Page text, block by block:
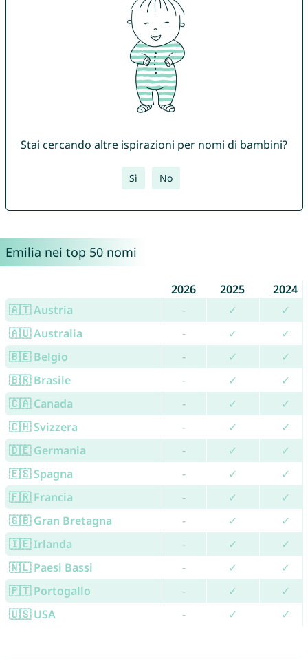
Stai cercando altre ispirazioni per nomi di bambini?
Sì No
Emilia nei top 50 nomi
2026 2025
2024
🇦🇹 Austria
- ✓
✓
🇦🇺 Australia
- ✓
✓
🇧🇪 Belgio
- ✓
✓
🇧🇷 Brasile
- ✓
✓
🇨🇦 Canada
- ✓
✓
🇨🇭 Svizzera
- ✓
✓
🇩🇪 Germania
- ✓
✓
🇪🇸 Spagna
- ✓
✓
🇫🇷 Francia
- ✓
✓
🇬🇧 Gran Bretagna
- ✓
✓
🇮🇪 Irlanda
- ✓
✓
🇳🇱 Paesi Bassi
- ✓
✓
🇵🇹 Portogallo
- ✓
✓
🇺🇸 USA
- ✓ ✓